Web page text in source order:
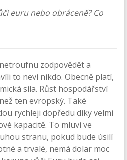
euru nebo obráceně? Co
zodpovědět a
to neví nikdo. Obecně platí,
síla. Růst hospodářství
ten evropský. Také
rychleji dopředu díky velmi
kapacitě. To mluví ve
stranu, pokud bude úsilí
a trvalé, nemá dolar moc